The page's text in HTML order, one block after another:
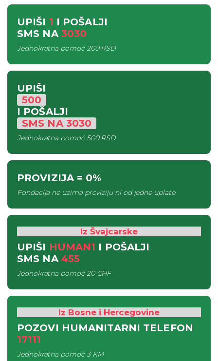
UPIŠI 1 I POŠALJI
SMS NA 3030
Jednokratna pomoć200 RSD
UPIŠI
500
I POŠALJI
SMS NA3030
Jednokratna pomoć500 RSD
PROVIZIJA= 0%
Fondacija ne uzima proviziju ni od jedne uplate
Iz Švajcarske
UPIŠI HUMAN1 I POŠALJI
SMS NA 455
Jednokratna pomoć20 CHF
Iz Bosne i Hercegovine
POZOVI HUMANITARNI TELEFON
17111
Jednokratna pomoć3 KM